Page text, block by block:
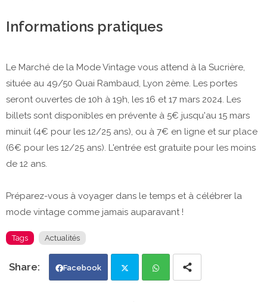
Informations pratiques
Le Marché de la Mode Vintage vous attend à la Sucrière,
située au 49/50 Quai Rambaud, Lyon 2ème. Les portes
seront ouvertes de 10h à 19h, les 16 et 17 mars 2024. Les
billets sont disponibles en prévente à 5€ jusqu'au 15 mars
minuit (4€ pour les 12/25 ans), ou à 7€ en ligne et sur place
(6€ pour les 12/25 ans). L'entrée est gratuite pour les moins
de 12 ans.
Préparez-vous à voyager dans le temps et à célébrer la
mode vintage comme jamais auparavant !
Tags Actualités
Facebook